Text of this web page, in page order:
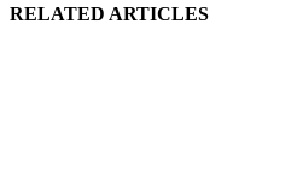
RELATED ARTICLES